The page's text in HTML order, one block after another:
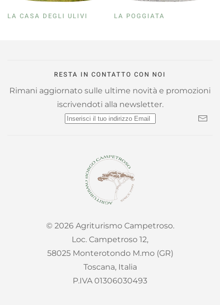
LA CASA DEGLI ULIVI LA POGGIATA
RESTA IN CONTATTO CON NOI
Rimani aggiornato sulle ultime novità e promozioni
iscrivendoti alla newsletter.
© 2026Agriturismo Campetroso.
Loc. Campetroso 12,
58025 Monterotondo M.mo (GR)
Toscana, Italia
P.IVA 01306030493